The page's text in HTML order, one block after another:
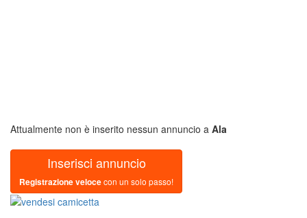
Attualmente non è inserito nessun annuncio a Ala
Inserisci annuncio
Registrazione velocecon un solo passo!